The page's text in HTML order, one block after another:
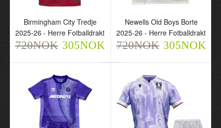
Birmingham City Tredje
2025-26 - Herre Fotballdrakt
720NOK 305NOK
Newells Old Boys Borte
2025-26 - Herre Fotballdrakt
720NOK 305NOK